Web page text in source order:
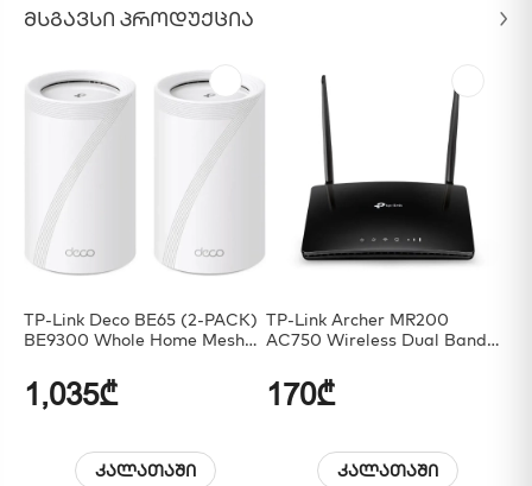
ᲛᲡᲒᲐᲕᲡᲘ ᲞᲠᲝᲓᲣᲥᲪᲘᲐ
TP-Link Deco BE65 (2-PACK)
BE9300 Whole Home Mesh
1,035₾
კალათაში
TP-Link Archer MR200
AC750 Wireless Dual Band
170₾
კალათაში